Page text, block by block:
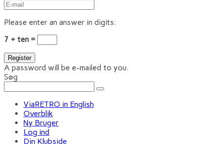
Please enter an answer in digits:
7 + ten =
A password will be e-mailed to you.
Søg
ViaRETRO in English
Overblik
Ny Bruger
Log ind
Din Klubside